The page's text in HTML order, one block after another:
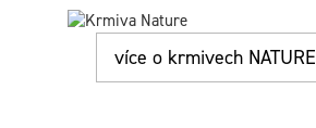
více o krmivech NATURE